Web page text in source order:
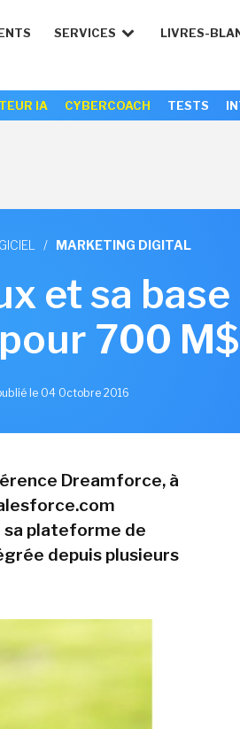
SERVICES LIVRES-
IA CYBERCOACH TESTS
/ MARKETING DIGITAL
et sa base
700 M$
le 04 Octobre 2016
Dreamforce, à
sa plateforme de
depuis plusieurs